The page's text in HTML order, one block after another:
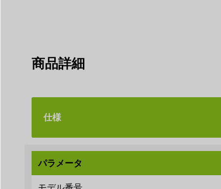
商品詳細
仕様
パラメータ